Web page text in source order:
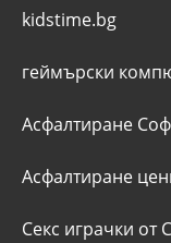
kidstime.bg
геймърски
Асфалтиране
Асфалтиране
Секс играчки от